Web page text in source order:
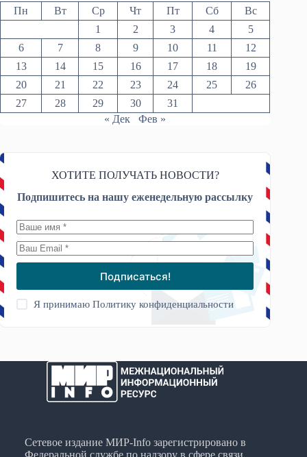
Пн Вт Ср Чт Пт Сб
Вс
1
2 3 4
5
6
7 8 9 10 11
12
13
14 15 16 17 18
19
20
21 22 23 24 25
26
27
28 29 30
31
« Дек
Фев »
ХОТИТЕ ПОЛУЧАТЬ НОВОСТИ?
Подпишитесь на нашу еженедельную рассылку
Подписаться!
Я принимаюПолитику конфиденциальности
Сетевое издание МИР-Info зарегистрировано в